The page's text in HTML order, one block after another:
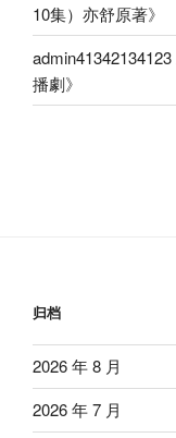
10集）亦舒原著》
admin41342134123
播劇》
归档
2026 年 8 月
2026 年 7 月